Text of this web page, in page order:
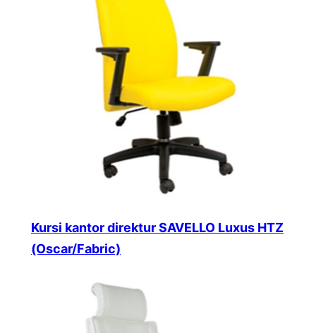
Kursi kantor direktur SAVELLO Luxus HTZ
(Oscar/Fabric)